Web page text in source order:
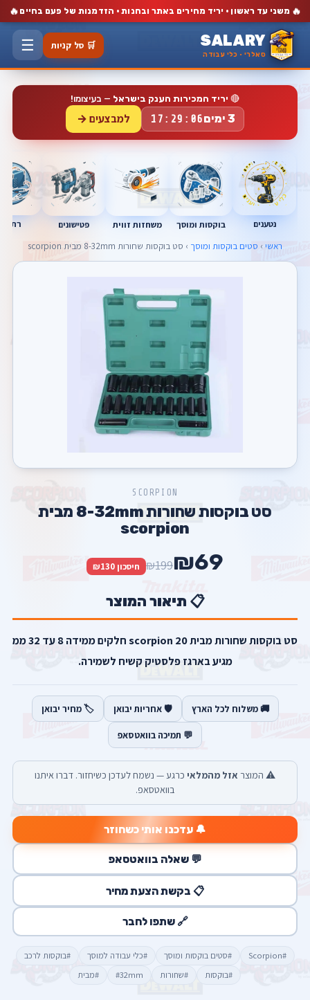
🔥 משני עד ראשון · יריד מחירים באתר ובחנות · הזדמנות של פעם בחיים 🔥
SALARY
סאלרי · כלי עבודה
🛒 סל קניות ☰
🔴 יריד המכירות הענק בישראל — בעיצומו!
3 ימים 17:29:05 למבצעים →
נטענים בוקסות ומוסך משחזות זווית פטישונים
ראשי › סטים בוקסות ומוסך › סט בוקסות שחורות 8-32mm מבית scorpion
SCORPION
סט בוקסות שחורות 8-32mm מבית
scorpion
₪69
₪199 חיסכון ₪130
📋 תיאור המוצר
סט בוקסות שחורות מבית scorpion 20 חלקים ממידה 8 עד 32 ממ
מגיע בארגז פלסטיק קשיח לשמירה.
🚚 משלוח לכל הארץ 🛡️ אחריות יבואן 🏷️ מחיר יבואן
💬 תמיכה בוואטסאפ
⚠️ המוצר אזל מהמלאי כרגע — נשמח לעדכן כשיחזור. דברו איתנו
בוואטסאפ.
🔔 עדכנו אותי כשחוזר
💬 שאלה בוואטסאפ
📋 בקשת הצעת מחיר
🔗 שתפו לחבר
#Scorpion #סטים בוקסות ומוסך #כלי עבודה למוסך
#בוקסות לרכב
#בוקסות
#שחורות #32mm #מבית